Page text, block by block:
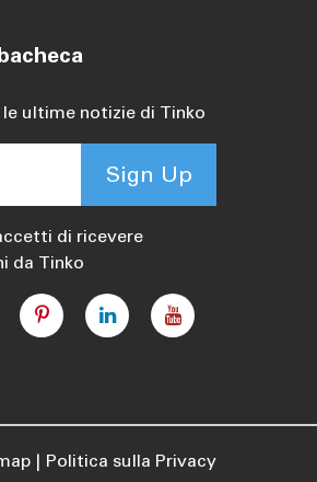
ultime notizie di Tinko
Sign Up
di ricevere
da Tinko
Politica sulla Privacy